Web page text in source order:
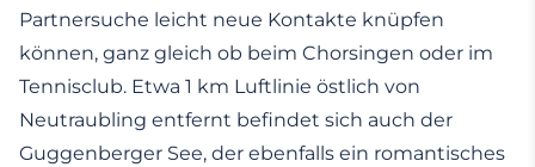
Partnersuche leicht neue Kontakte knüpfen
können, ganz gleich ob beim Chorsingen oder im
Tennisclub. Etwa 1 km Luftlinie östlich von
Neutraubling entfernt befindet sich auch der
Guggenberger See, der ebenfalls ein romantisches